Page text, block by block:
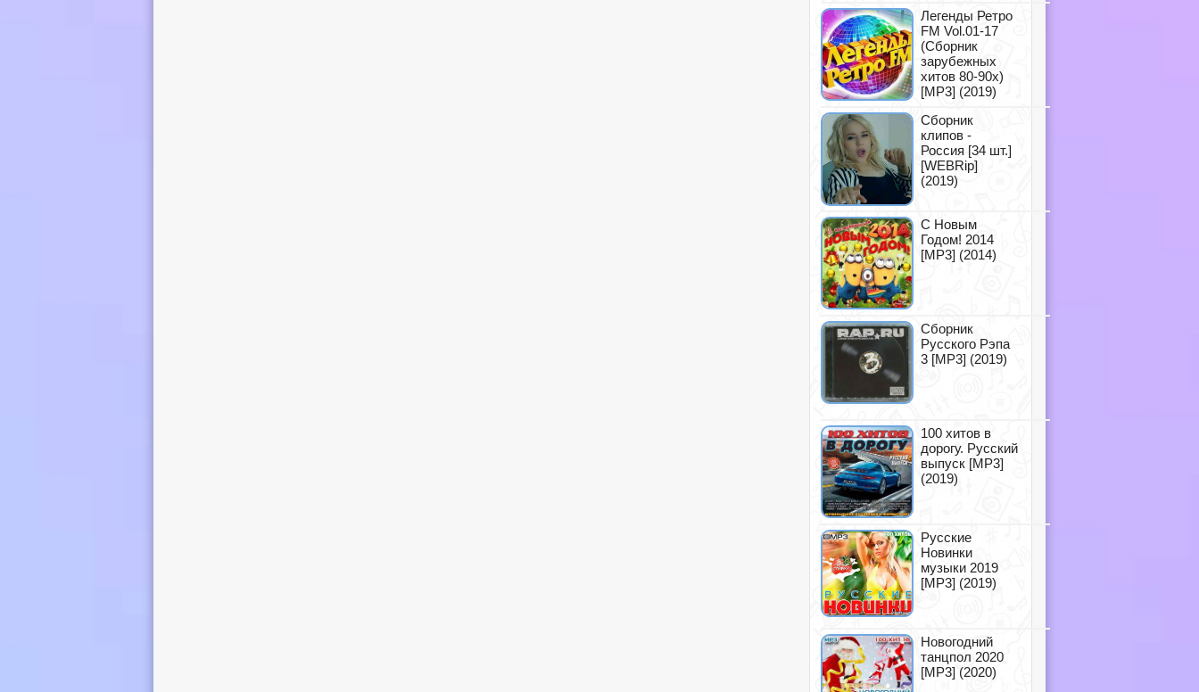
Легенды Ретро
FM Vol.01-17
(Сборник
зарубежных
хитов 80-90х)
[MP3] (2019)
Сборник
клипов -
Россия [34 шт.]
[WEBRip]
(2019)
С Новым
Годом! 2014
[MP3] (2014)
Сборник
Русского Рэпа
3 [MP3] (2019)
100 хитов в
дорогу. Русский
выпуск [MP3]
(2019)
Русские
Новинки
музыки 2019
[MP3] (2019)
Новогодний
танцпол 2020
[MP3] (2020)